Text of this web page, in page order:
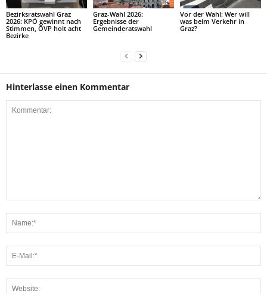
Bezirksratswahl Graz
2026: KPÖ gewinnt nach
Stimmen, ÖVP holt acht
Bezirke
Graz-Wahl 2026:
Ergebnisse der
Gemeinderatswahl
Vor der Wahl: Wer will
was beim Verkehr in
Graz?
Hinterlasse einen Kommentar